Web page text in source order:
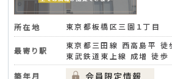
所在地 東京都板橋区三園１丁目
最寄り駅
東京都三田線 西高島平 徒
東武鉄道東上線 成増 徒歩
築年月